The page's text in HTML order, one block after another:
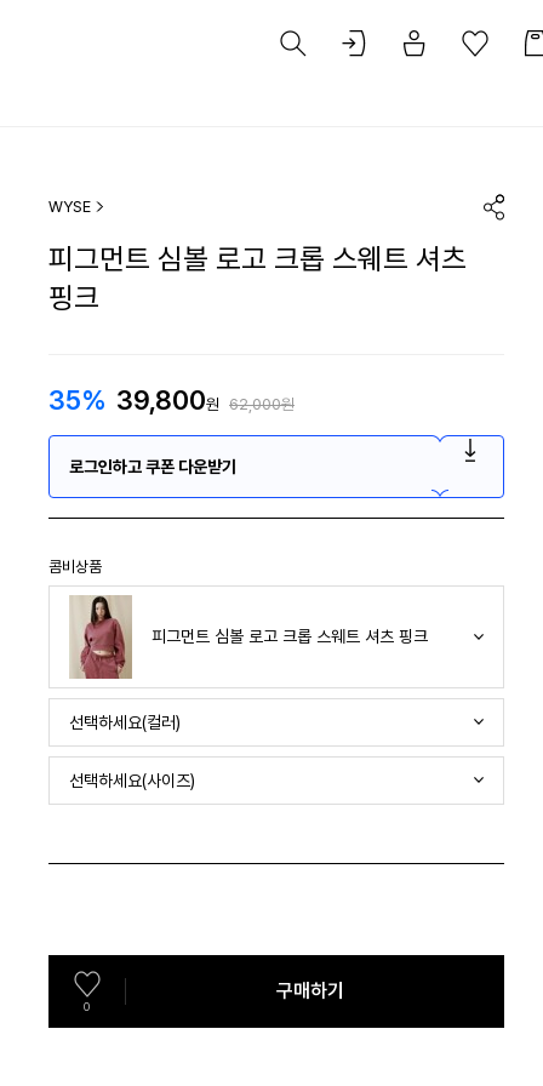
WYSE
피그먼트 심볼 로고 크롭 스웨트 셔츠
핑크
35% 39,800원 62,000원
로그인하고 쿠폰 다운받기
콤비상품
피그먼트 심볼 로고 크롭 스웨트 셔츠 핑크
선택하세요(컬러)
선택하세요(사이즈)
0
구매하기